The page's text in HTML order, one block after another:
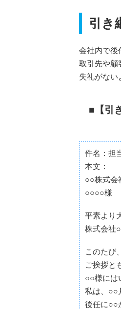
引き
会社内で後
取引先や顧
失礼がない
【引
件名：担
本文：
○○株式会
○○○○様
平素より
株式会社
このたび
ご挨拶と
○○様には
私は、○○
後任に○○